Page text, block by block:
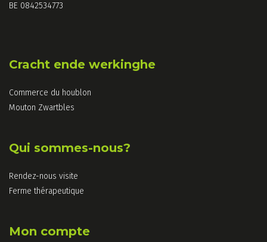
BE 0842534773
Cracht ende werkinghe
Commerce du houblon
Mouton Zwartbles
Qui sommes-nous?
Rendez-nous visite
Ferme thérapeutique
Mon compte